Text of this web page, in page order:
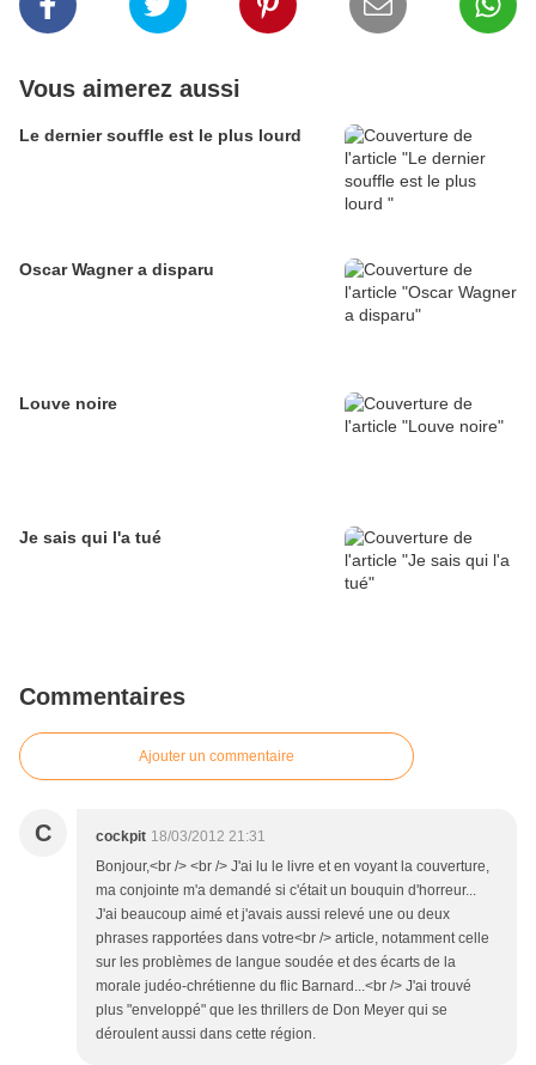
Vous aimerez aussi
Le dernier souffle est le plus lourd
Oscar Wagner a disparu
Louve noire
Je sais qui l'a tué
Commentaires
Ajouter un commentaire
C cockpit 18/03/2012 21:31
Bonjour,<br /> <br /> J'ai lu le livre et en voyant la couverture,
ma conjointe m'a demandé si c'était un bouquin d'horreur...
J'ai beaucoup aimé et j'avais aussi relevé une ou deux
phrases rapportées dans votre<br /> article, notamment celle
sur les problèmes de langue soudée et des écarts de la
morale judéo-chrétienne du flic Barnard...<br /> J'ai trouvé
plus "enveloppé" que les thrillers de Don Meyer qui se
déroulent aussi dans cette région.